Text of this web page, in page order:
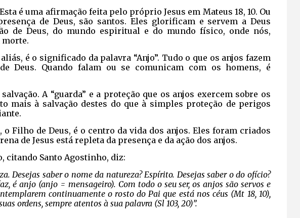
é uma afirmação feita pelo próprio Jesus em Mateus 18, 10. Ou
de Deus, são santos. Eles glorificam e servem a Deus
de Deus, do mundo espiritual e do mundo físico, onde nós,
morte.
é o significado da palavra “Anjo”. Tudo o que os anjos fazem
Deus. Quando falam ou se comunicam com os homens, é
A “guarda” e a proteção que os anjos exercem sobre os
mais à salvação destes do que à simples proteção de perigos
o Filho de Deus, é o centro da vida dos anjos. Eles foram criados
de Jesus está repleta da presença e da ação dos anjos.
citando Santo Agostinho, diz:
Desejas saber o nome da natureza? Espírito. Desejas saber o do ofício?
é anjo (anjo = mensageiro). Com todo o seu ser, os anjos são servos e
continuamente o rosto do Pai que está nos céus (Mt 18, 10),
ordens, sempre atentos à sua palavra (Sl 103, 20)”.